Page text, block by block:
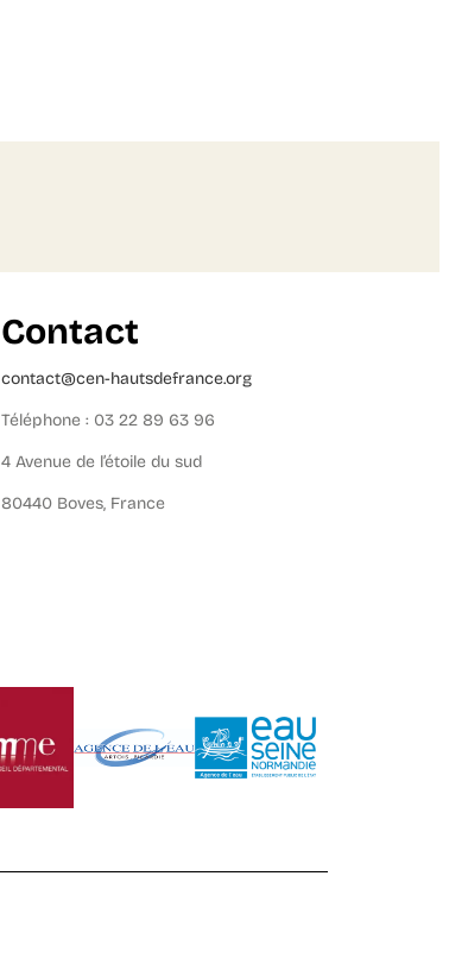
Contact
contact@cen-hautsdefrance.org
Téléphone : 03 22 89 63 96
4 Avenue de l’étoile du sud
80440 Boves, France